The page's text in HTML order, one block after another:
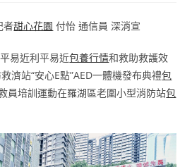
者甜心花園 付怡 通信員 深消宣
易近利平易近包養行情和救助救護效
濟站“安心E點”AED一體機發布典禮包
員培訓運動在羅湖區老圍小型消防站包